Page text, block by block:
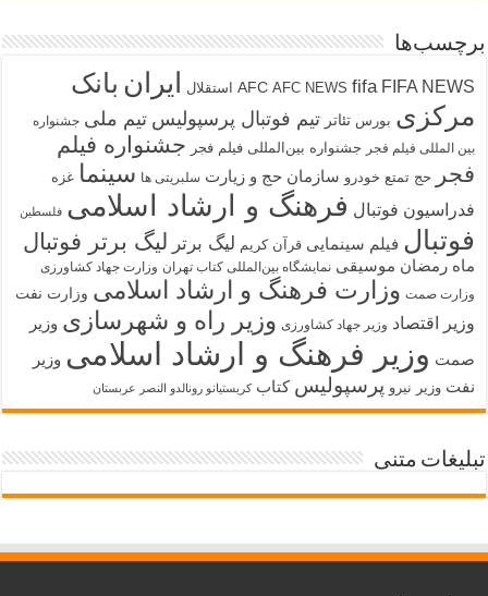
برچسب‌ها
AFC AFC NEWS fifa FIFA NEWS استقلال ایران بانک
مرکزی بورس تئاتر تیم فوتبال پرسپولیس تیم ملی جشنواره
بین المللی فیلم فجر جشنواره بین‌المللی فیلم فجر جشنواره فیلم
فجر
حج تمتع خودرو سازمان حج و زیارت سلبریتی ها سینما غزه
فدراسیون فوتبال فرهنگ و ارشاد اسلامی فلسطین
فوتبال فیلم سینمایی قرآن کریم لیگ برتر لیگ برتر فوتبال
ماه رمضان موسیقی نمایشگاه بین‌المللی کتاب تهران وزارت جهاد کشاورزی
وزارت صمت وزارت فرهنگ و ارشاد اسلامی وزارت نفت
وزیر اقتصاد وزیر جهاد کشاورزی وزیر راه و شهرسازی وزیر
صمت وزیر فرهنگ و ارشاد اسلامی وزیر
نفت وزیر نیرو پرسپولیس کتاب کریستیانو رونالدو النصر عربستان
تبلیغات متنی